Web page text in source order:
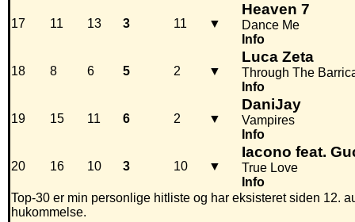
17 11 13 3 11 ▼
Heaven 7
Dance Me
Info
18 8 6 5 2 ▼
Luca Zeta
Through The
Info
19 15 11 6 2 ▼
DaniJay
Vampires
Info
20 16 10 3 10 ▼
Iacono feat.
True Love
Info
Top-30 er min personlige hitliste og har eksisteret siden 12.
hukommelse.